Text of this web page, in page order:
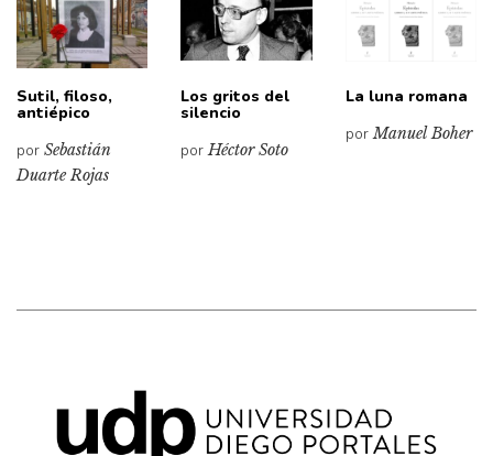
Sutil, filoso,
antiépico
por Sebastián
Duarte Rojas
Los gritos del
silencio
porHéctor Soto
La luna romana
porManuel Boher